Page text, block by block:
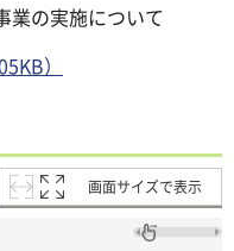
業の実施について
）
画面サイズで表示